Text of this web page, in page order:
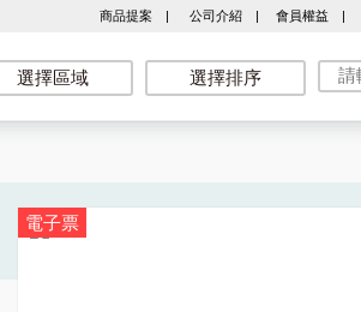
商品提案| 公司介紹| 會員權益 |
選擇區域 選擇排序
電子票